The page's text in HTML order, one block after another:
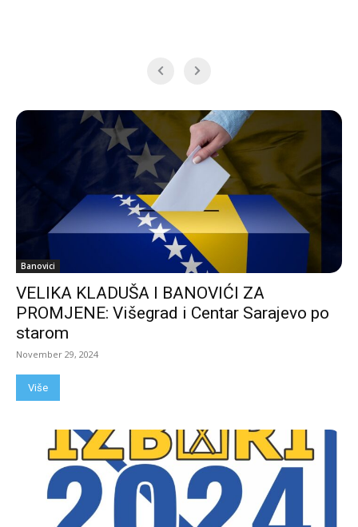
Banovici
VELIKA KLADUŠA I BANOVIĆI ZA
PROMJENE: Višegrad i Centar Sarajevo po
starom
November 29, 2024
Više